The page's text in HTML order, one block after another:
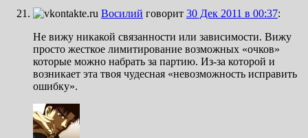
Восилий говорит 30 Дек 2011 в 00:37:
Не вижу никакой связанности или зависимости. Вижу
просто жесткое лимитирование возможных «очков»
которые можно набрать за партию. Из-за которой и
возникает эта твоя чудесная «невозможность исправить
ошибку».